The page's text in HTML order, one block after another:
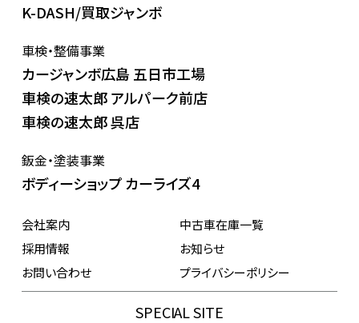
K-DASH/買取ジャンボ
車検・整備事業
カージャンボ広島 五日市工場
車検の速太郎 アルパーク前店
車検の速太郎 呉店
鈑金・塗装事業
ボディーショップ カーライズ4
会社案内
中古車在庫一覧
採用情報
お知らせ
お問い合わせ
プライバシーポリシー
SPECIAL SITE